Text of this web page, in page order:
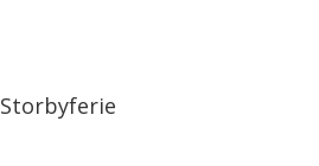
Storbyferie